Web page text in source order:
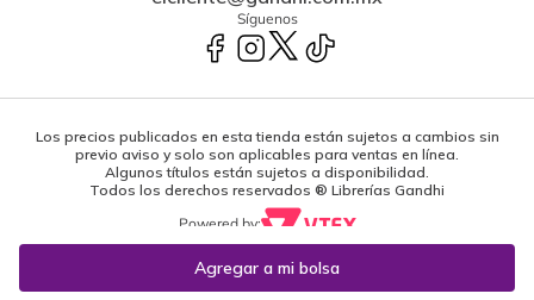
Síguenos
Los precios publicados en esta tienda están sujetos a cambios sin
previo aviso y solo son aplicables para ventas en línea.
Algunos títulos están sujetos a disponibilidad.
Todos los derechos reservados ® Librerías Gandhi
Powered by: